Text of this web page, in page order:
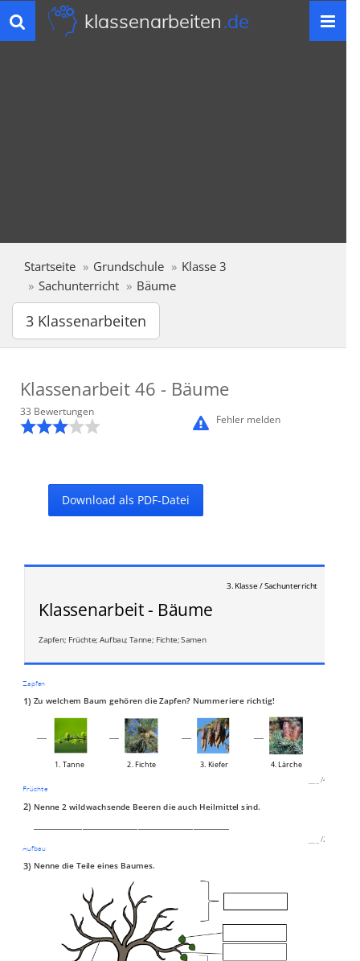
Toggle
navigation
klassenarbeiten.de
Startseite Grundschule
Klasse 3
Sachunterricht
Bäume
3 Klassenarbeiten
Klassenarbeit 46 - Bäume
Fehler melden
33 Bewertungen
Download als PDF-Datei
3. Klasse / Sachunterricht
Klassenarbeit - Bäume
Zapfen; Früchte; Aufbau; Tanne; Fichte; Samen
Zapfen
1) Zu welchem Baum gehören die Zapfen? Nummeriere richtig!
___ ___ ___
1. Tanne 2. Fichte 3. Kiefer 4. Lärche
/4P
Früchte
2) Nenne 2 wildwachsende Beeren die auch Heilmittel sind.
/2P
Aufbau
3) Nenne die Teile eines Baumes.